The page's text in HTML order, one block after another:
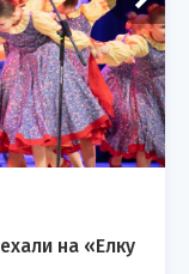
на «Елку